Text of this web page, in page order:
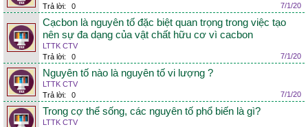
Trả lời:
0 7/1/20
Cạcbon là nguyên tố đặc biệt quan trọng trong việc tạo
nên sự đa dạng của vật chất hữu cơ vì cacbon
LTTK CTV
Trả lời:
0 7/1/20
Nguyên tố nào là nguyên tố vi lượng ?
LTTK CTV
Trả lời:
0 7/1/20
Trong cợ thể sống, các nguyên tố phổ biến là gì?
LTTK CTV